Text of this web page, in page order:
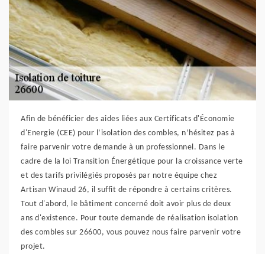
Afin de bénéficier des aides liées aux Certificats d'Économie
d'Energie (CEE) pour l’isolation des combles, n’hésitez pas à
faire parvenir votre demande à un professionnel. Dans le
cadre de la loi Transition Énergétique pour la croissance verte
et des tarifs privilégiés proposés par notre équipe chez
Artisan Winaud 26, il suffit de répondre à certains critères.
Tout d'abord, le bâtiment concerné doit avoir plus de deux
ans d'existence. Pour toute demande de réalisation isolation
des combles sur 26600, vous pouvez nous faire parvenir votre
projet.